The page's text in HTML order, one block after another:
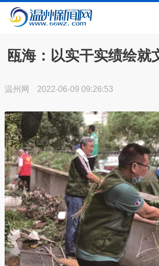
瓯海：以实干实绩绘就
温州网 2022-06-09 09:26:53